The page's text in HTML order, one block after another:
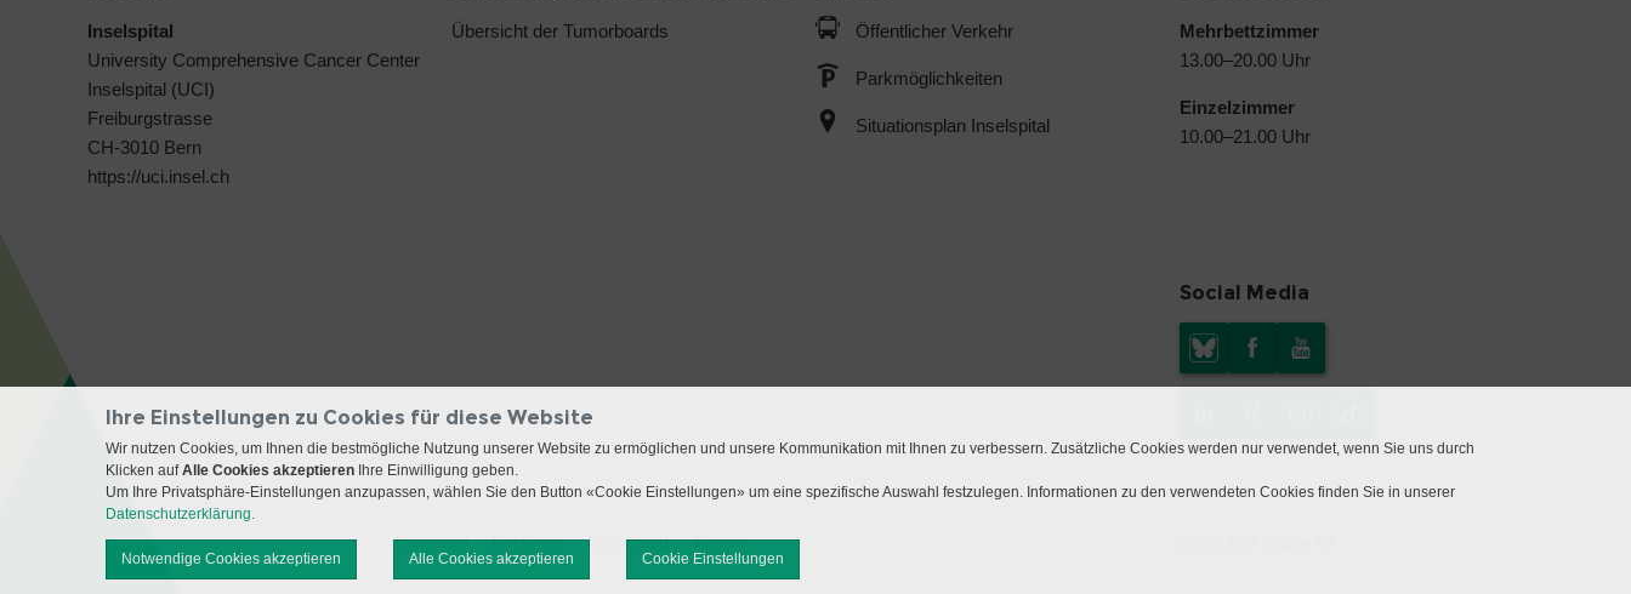
Inselspital
University Comprehensive Cancer Center
Inselspital (UCI)
Freiburgstrasse
CH-3010 Bern
https://uci.insel.ch
Übersicht der Tumorboards Öffentlicher Verkehr
Parkmöglichkeiten
Situationsplan Inselspital
Mehrbettzimmer
13.00–20.00 Uhr
Einzelzimmer
10.00–21.00 Uhr
Social Media
Impressum Disclaimer Datenschutz Sitemap
Ihre Einstellungen zu Cookies für diese Website
Wir nutzen Cookies, um Ihnen die bestmögliche Nutzung unserer Website zu ermöglichen und unsere Kommunikation mit Ihnen zu verbessern. Zusätzliche Cookies werden nur verwendet, wenn Sie uns durch
Klicken aufAlle Cookies akzeptieren Ihre Einwilligung geben.
Um Ihre Privatsphäre-Einstellungen anzupassen, wählen Sie den Button «Cookie Einstellungen» um eine spezifische Auswahl festzulegen. Informationen zu den verwendeten Cookies finden Sie in unserer
Datenschutzerklärung.
Notwendige Cookies akzeptieren Alle Cookies akzeptieren Cookie Einstellungen